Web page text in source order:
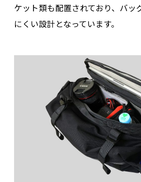
ケット類も配置されており、バッ
にくい設計となっています。